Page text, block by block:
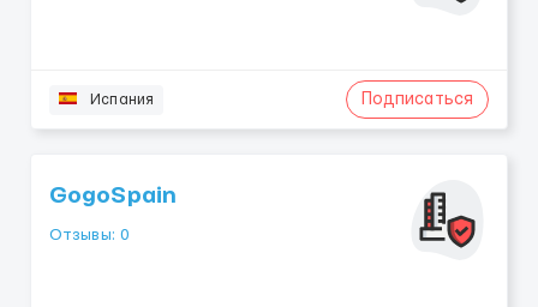
Испания Подписаться
GogoSpain
Отзывы: 0